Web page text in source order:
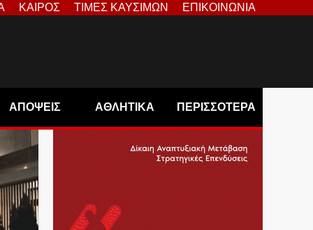
ΚΑΙΡΟΣ ΤΙΜΕΣ ΚΑΥΣΙΜΩΝ ΕΠΙΚΟΙΝΩΝΙΑ
ΑΠΟΨΕΙΣ ΑΘΛΗΤΙΚΑ ΠΕΡΙΣΣΟΤΕΡΑ